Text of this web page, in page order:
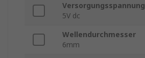
Versorgungsspannung
5V dc
Wellendurchmesser
6mm